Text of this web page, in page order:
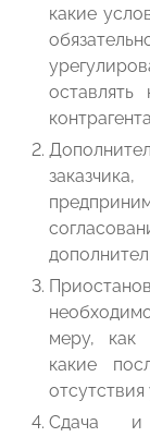
какие
меру, как
какие
Сдача и